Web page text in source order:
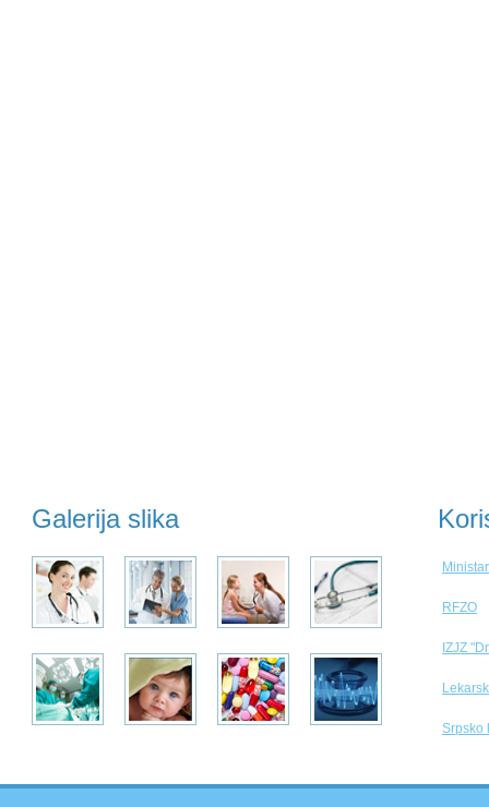
Galerija slika
RFZO
IZJZ
Srpsko